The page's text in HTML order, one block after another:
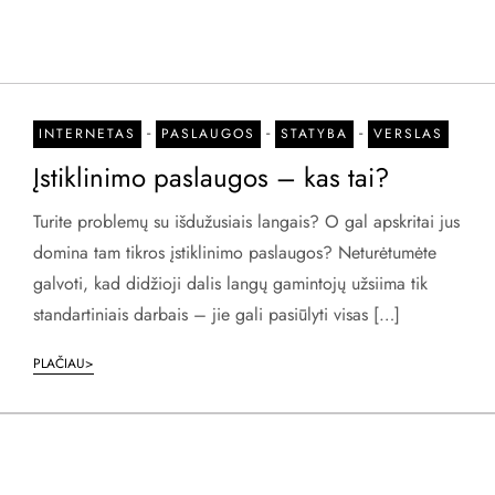
INTERNETAS - PASLAUGOS - STATYBA - VERSLAS
Įstiklinimo paslaugos – kas tai?
Turite problemų su išdužusiais langais? O gal apskritai jus
domina tam tikros įstiklinimo paslaugos? Neturėtumėte
galvoti, kad didžioji dalis langų gamintojų užsiima tik
standartiniais darbais – jie gali pasiūlyti visas […]
PLAČIAU>